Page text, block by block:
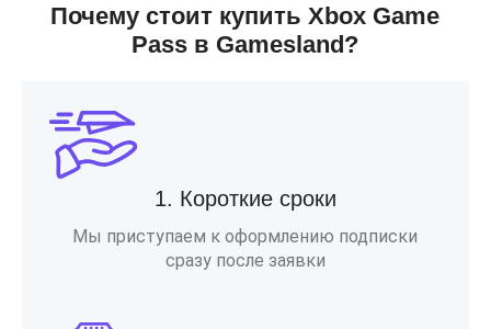
Почему стоит купить Xbox Game
Pass в Gamesland?
1. Короткие сроки
Мы приступаем к оформлению подписки
сразу после заявки